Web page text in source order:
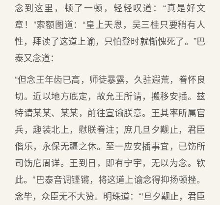
念到这里，顿了一顿，轻轻叹道：“真是好文
章！”索额图道：“皇上天恩，吴三桂只要稍有人
性，拜读了这道上谕，只怕登时就惭愧死了。”巴
泰又念道：
“但念王年齿已高，师徒暴露，久驻遐荒，眷怀良
切。近以地方底定，故允王所请，搬移安插。兹
特请某某、某某，前往宣谕朕意。王其率所属官
兵，趣装北上，慰朕眷注；庶几旦夕觏止，君臣
偕乐，永保无疆之休。至一应安插事宜，已饬所
司饬庀周详。王到日，即有宁宇，无以为念。钦
此。”巴泰音调铿锵，将这道上谕念得抑扬顿挫。
念毕，众臣无不大赞。明珠道：“‘旦夕觏止，君臣